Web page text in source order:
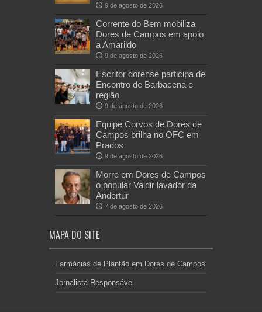
9 de agosto de 2026
Corrente do Bem mobiliza
Dores de Campos em apoio
a Amarildo
9 de agosto de 2026
Escritor dorense participa de
Encontro de Barbacena e
região
9 de agosto de 2026
Equipe Corvos de Dores de
Campos brilha no OFC em
Prados
9 de agosto de 2026
Morre em Dores de Campos
o popular Valdir lavador da
Andertur
7 de agosto de 2026
MAPA DO SITE
Farmácias de Plantão em Dores de Campos
Jornalista Responsável